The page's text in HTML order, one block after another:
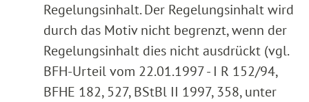
Regelungsinhalt. Der Regelungsinhalt wird
durch das Motiv nicht begrenzt, wenn der
Regelungsinhalt dies nicht ausdrückt (vgl.
BFH-Urteil vom 22.01.1997 - I R 152/94,
BFHE 182, 527, BStBl II 1997, 358, unter